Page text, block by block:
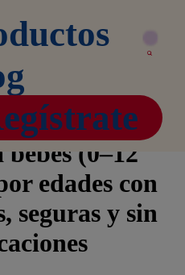
para el desarrollo de tu bebé
(0–12
edades con
seguras y sin